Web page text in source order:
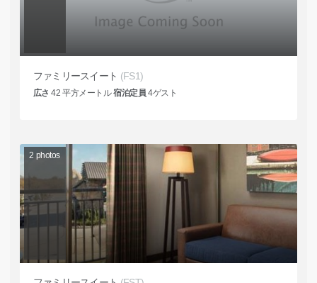
ファミリースイート (FS1)
広さ 42 平方メートル宿泊定員 4ゲスト
2 photos